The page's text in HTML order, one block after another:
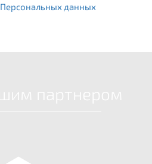
Персональных данных